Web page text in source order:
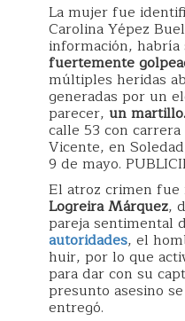
La mujer fue
Carolina Yépez
información, habría
fuertemente
múltiples heridas
generadas por un
parecer, un martillo.
calle 53 con
Vicente, en
9 de mayo.
El atroz crimen fue
Logreira Márquez,
pareja sentimental
autoridades, el
huir, por lo que
para dar con su
presunto asesino
entregó.